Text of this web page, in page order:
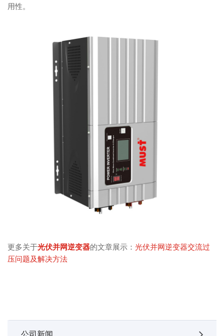
用性。
更多关于光伏并网逆变器的文章展示： 光伏并网逆变器交流过
压问题及解决方法
公司新闻